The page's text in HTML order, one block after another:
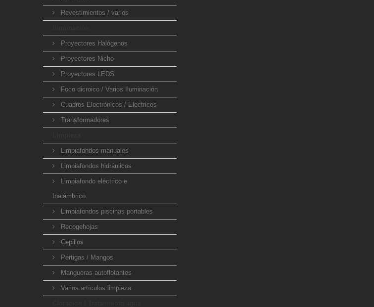
Revestimientos / varios
Proyectores Halógenos
Proyectores Nicho
Proyectores LEDS
Foco dicroico / Varios Iluminación
Cuadros Electrónicos / Electricos
Transformadores
Limpiafondos manuales
Limpiafondos hidráulicos
Limpiafondo eléctrico e
Inalámbrico
Limpiafondos piscinas portables
Recogehojas
Cepillos
Pértigas / Mangos
Mangueras autoflotantes
Varios artículos limpieza